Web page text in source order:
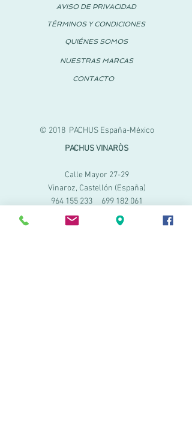
© 2018 PACHUS España-México
AVISO DE PRIVACIDAD
TÉRMINOS Y CONDICIONES
QUIÉNES SOMOS
NUESTRAS MARCAS
CONTACTO
PACHUS VINARÒS
Calle Mayor 27-29
Vinaroz, Castellón (España)
964 155 233
699 182 061